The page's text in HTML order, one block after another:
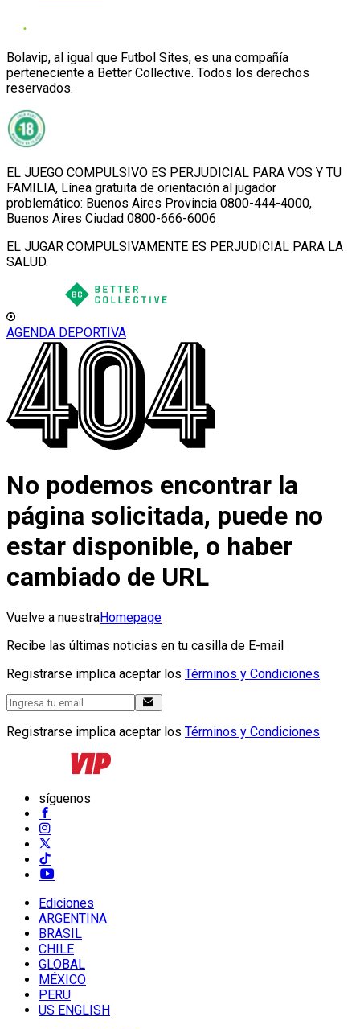
Bolavip, al igual que Futbol Sites, es una compañía
perteneciente a Better Collective. Todos los derechos
reservados.
EL JUEGO COMPULSIVO ES PERJUDICIAL PARA VOS Y TU
FAMILIA, Línea gratuita de orientación al jugador
problemático: Buenos Aires Provincia 0800-444-4000,
Buenos Aires Ciudad 0800-666-6006
EL JUGAR COMPULSIVAMENTE ES PERJUDICIAL PARA LA
SALUD.
AGENDA DEPORTIVA
No podemos encontrar la
página solicitada, puede no
estar disponible, o haber
cambiado de URL
Vuelve a nuestraHomepage
Recibe las últimas noticias en tu casilla de E-mail
Registrarse implica aceptar los Términos y Condiciones
Registrarse implica aceptar los Términos y Condiciones
síguenos
Ediciones
ARGENTINA
BRASIL
CHILE
GLOBAL
MÉXICO
PERU
US ENGLISH